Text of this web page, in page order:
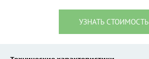
УЗНАТЬ СТОИМОСТЬ